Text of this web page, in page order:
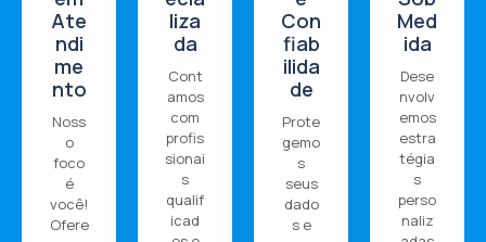
Ate
ndi
me
nto
Noss
o
foco
é
você!
Ofere
liza
da
Cont
amos
com
profis
sionai
s
qualif
icad
Con
fiab
ilida
de
Prote
gemo
s
seus
dado
s e
Med
ida
Dese
nvolv
emos
estra
tégia
s
perso
naliz